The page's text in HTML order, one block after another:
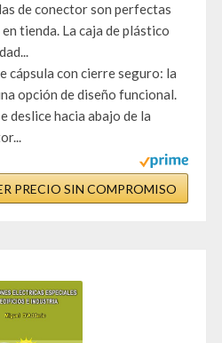
de conector son perfectas
tienda. La caja de plástico
cápsula con cierre seguro: la
opción de diseño funcional.
deslice hacia abajo de la
PRECIO SIN COMPROMISO